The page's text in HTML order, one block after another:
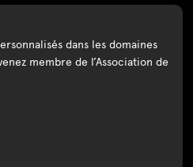
dans les domaines
membre de l’Association de